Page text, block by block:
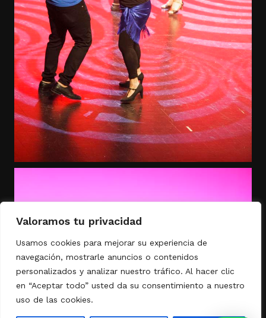
Valoramos tu privacidad
Usamos cookies para mejorar su experiencia de
navegación, mostrarle anuncios o contenidos
personalizados y analizar nuestro tráfico. Al hacer clic
en “Aceptar todo” usted da su consentimiento a nuestro
uso de las cookies.